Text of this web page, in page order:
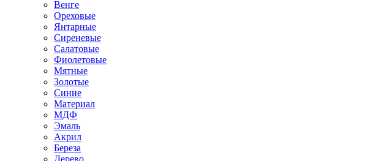
Венге
Ореховые
Янтарные
Сиреневые
Салатовые
Фиолетовые
Мятные
Золотые
Синие
Материал
МДФ
Эмаль
Акрил
Береза
Дерево